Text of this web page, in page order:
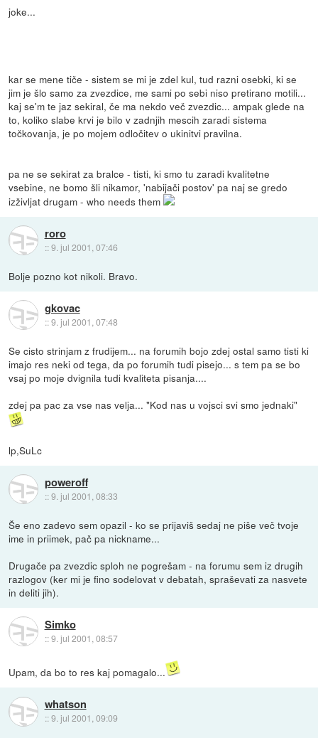
joke...
kar se mene tiče - sistem se mi je zdel kul, tud razni osebki, ki se
jim je šlo samo za zvezdice, me sami po sebi niso pretirano motili...
kaj se'm te jaz sekiral, če ma nekdo več zvezdic... ampak glede na
to, koliko slabe krvi je bilo v zadnjih mescih zaradi sistema
točkovanja, je po mojem odločitev o ukinitvi pravilna.
pa ne se sekirat za bralce - tisti, ki smo tu zaradi kvalitetne
vsebine, ne bomo šli nikamor, 'nabijači postov' pa naj se gredo
izživljat drugam - who needs them
roro
::9. jul 2001, 07:46
Bolje pozno kot nikoli. Bravo.
gkovac
::9. jul 2001, 07:48
Se cisto strinjam z frudijem... na forumih bojo zdej ostal samo tisti ki
imajo res neki od tega, da po forumih tudi pisejo... s tem pa se bo
vsaj po moje dvignila tudi kvaliteta pisanja....
zdej pa pac za vse nas velja... "Kod nas u vojsci svi smo jednaki"
lp,SuLc
poweroff
::9. jul 2001, 08:33
Še eno zadevo sem opazil - ko se prijaviš sedaj ne piše več tvoje
ime in priimek, pač pa nickname...
Drugače pa zvezdic sploh ne pogrešam - na forumu sem iz drugih
razlogov (ker mi je fino sodelovat v debatah, spraševati za nasvete
in deliti jih).
Simko
::9. jul 2001, 08:57
Upam, da bo to res kaj pomagalo...
whatson
::9. jul 2001, 09:09